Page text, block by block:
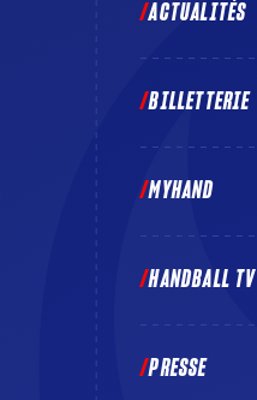
ACTUALITÉS
BILLETTERIE
MYHAND
HANDBALL TV
PRESSE